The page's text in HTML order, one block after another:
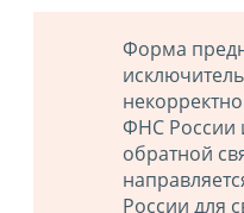
Форма
ФНС России
обратной
России для